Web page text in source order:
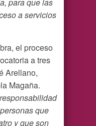
para que las
a servicios
el proceso
a tres
Arellano,
Magaña.
que
y que son